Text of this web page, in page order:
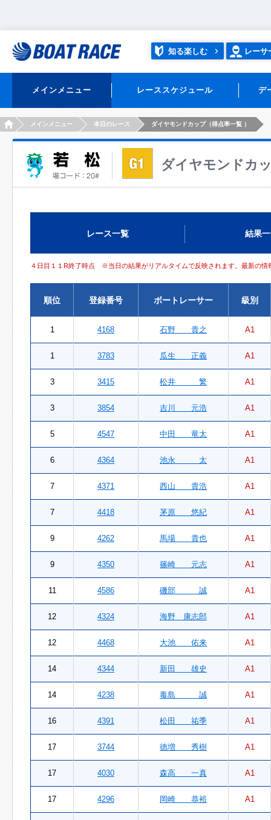
知る楽しむ レーサ
メインメニュー レーススケジュール デ
HOMEメインメニュー 本日のレース ダイヤモンドカップ（得点率一覧 ）
ダイヤモンドカ
レース一覧 結果
４日目１１R終了時点 ※当日の結果がリアルタイムで反映されます。最新の情
順位 登録番号 ボートレーサー 級別
1 4168 石野 貴之 A1
1 3783 瓜生 正義 A1
3 3415 松井 繁 A1
3 3854 吉川 元浩 A1
5 4547 中田 竜太 A1
6 4364 池永 太 A1
7 4371 西山 貴浩 A1
7 4418 茅原 悠紀 A1
9 4262 馬場 貴也 A1
9 4350 篠崎 元志 A1
11 4586 磯部 誠 A1
12 4324 海野 康志郎 A1
12 4468 大池 佑来 A1
14 4344 新田 雄史 A1
14 4238 毒島 誠 A1
16 4391 松田 祐季 A1
17 3744 徳増 秀樹 A1
17 4030 森高 一真 A1
17 4296 岡崎 恭裕 A1